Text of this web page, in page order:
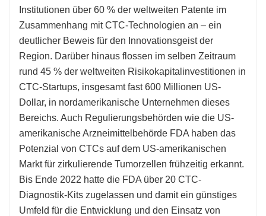
Institutionen über 60 % der weltweiten Patente im
Zusammenhang mit CTC-Technologien an – ein
deutlicher Beweis für den Innovationsgeist der
Region. Darüber hinaus flossen im selben Zeitraum
rund 45 % der weltweiten Risikokapitalinvestitionen in
CTC-Startups, insgesamt fast 600 Millionen US-
Dollar, in nordamerikanische Unternehmen dieses
Bereichs. Auch Regulierungsbehörden wie die US-
amerikanische Arzneimittelbehörde FDA haben das
Potenzial von CTCs auf dem US-amerikanischen
Markt für zirkulierende Tumorzellen frühzeitig erkannt.
Bis Ende 2022 hatte die FDA über 20 CTC-
Diagnostik-Kits zugelassen und damit ein günstiges
Umfeld für die Entwicklung und den Einsatz von